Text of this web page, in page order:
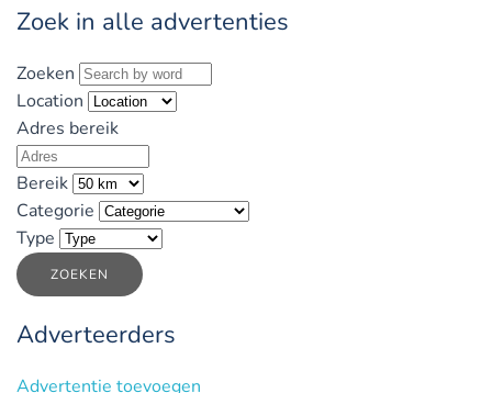
Zoek in alle advertenties
Zoeken
Location
Adres bereik
Bereik
Categorie
Type
ZOEKEN
Adverteerders
Advertentie toevoegen